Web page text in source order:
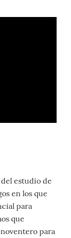
estudio de
en los que
para
que
para